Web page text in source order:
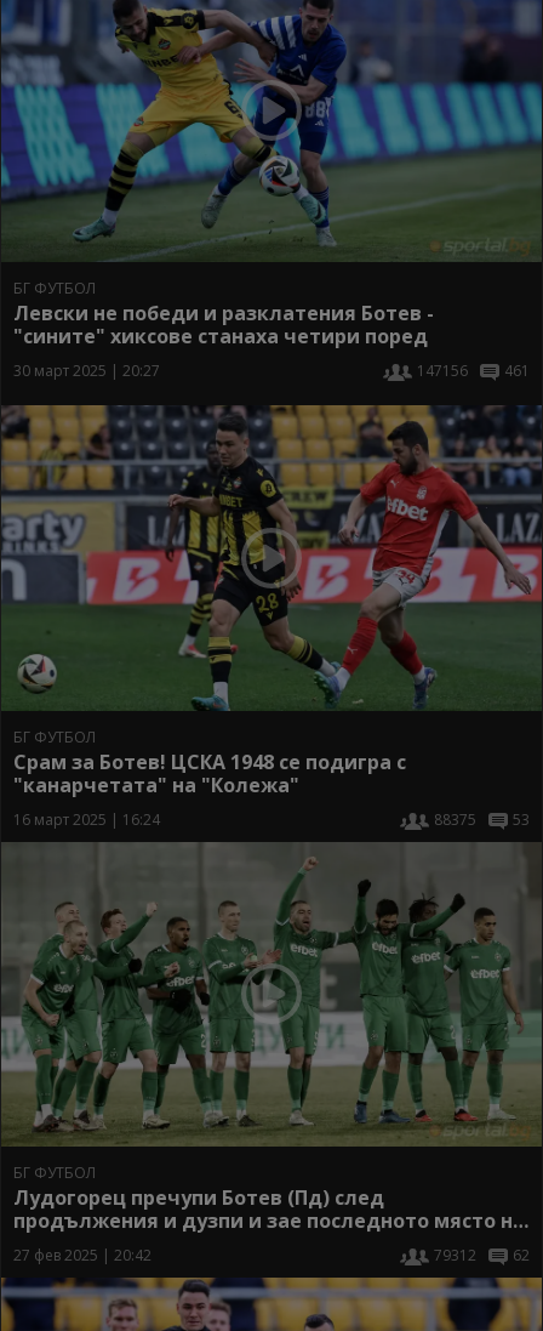
БГ ФУТБОЛ
Левски не победи и разклатения Ботев -
"сините" хиксове станаха четири поред
30 март 2025 | 20:27 147156 461
БГ ФУТБОЛ
Срам за Ботев! ЦСКА 1948 се подигра с
"канарчетата" на "Колежа"
16 март 2025 | 16:24 88375 53
БГ ФУТБОЛ
Лудогорец пречупи Ботев (Пд) след
продължения и дузпи и зае последното място на
полуфиналите
27 фев 2025 | 20:42 79312 62